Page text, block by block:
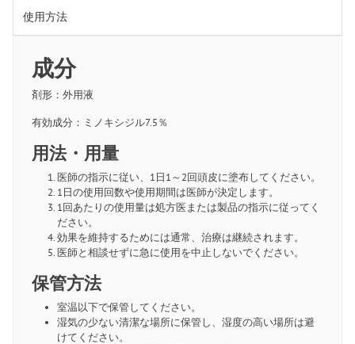
使用方法
成分
剤形：外用液
有効成分：ミノキシジル7.5％
用法・用量
医師の指示に従い、1日1～2回頭皮に塗布してください。
1日の使用回数や使用期間は医師が決定します。
1回あたりの使用量は処方医または製品の指示に従ってく
ださい。
効果を維持するためには通常、治療は継続されます。
医師と相談せずに急に使用を中止しないでください。
保管方法
室温以下で保管してください。
湿気の少ない清潔な場所に保管し、湿度の高い場所は避
けてください。